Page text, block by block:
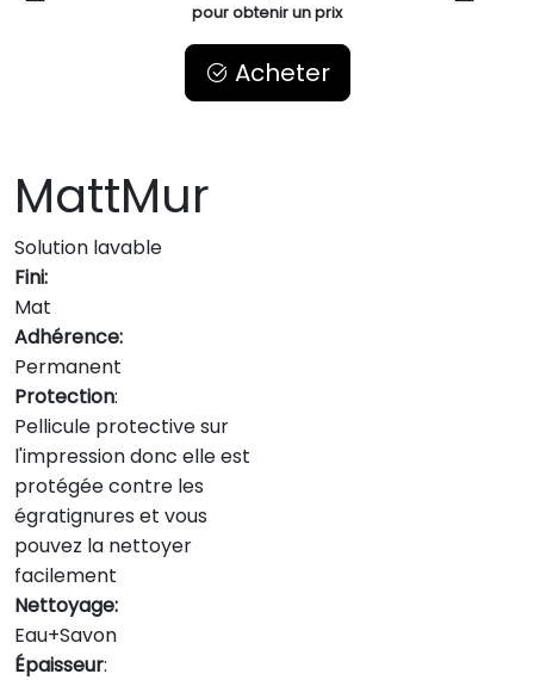
pour obtenir un prix
Acheter
MattMur
Solution lavable
Fini:
Mat
Adhérence:
Permanent
Protection:
Pellicule protective sur
l'impression donc elle est
protégée contre les
égratignures et vous
pouvez la nettoyer
facilement
Nettoyage:
Eau+Savon
Épaisseur: